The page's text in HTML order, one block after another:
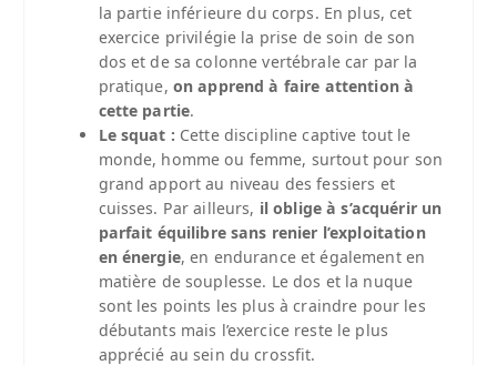
la partie inférieure du corps. En plus, cet
exercice privilégie la prise de soin de son
dos et de sa colonne vertébrale car par la
pratique, on apprend à faire attention à
cette partie.
Le squat : Cette discipline captive tout le
monde, homme ou femme, surtout pour son
grand apport au niveau des fessiers et
cuisses. Par ailleurs, il oblige à s’acquérir un
parfait équilibre sans renier l’exploitation
en énergie, en endurance et également en
matière de souplesse. Le dos et la nuque
sont les points les plus à craindre pour les
débutants mais l’exercice reste le plus
apprécié au sein du crossfit.